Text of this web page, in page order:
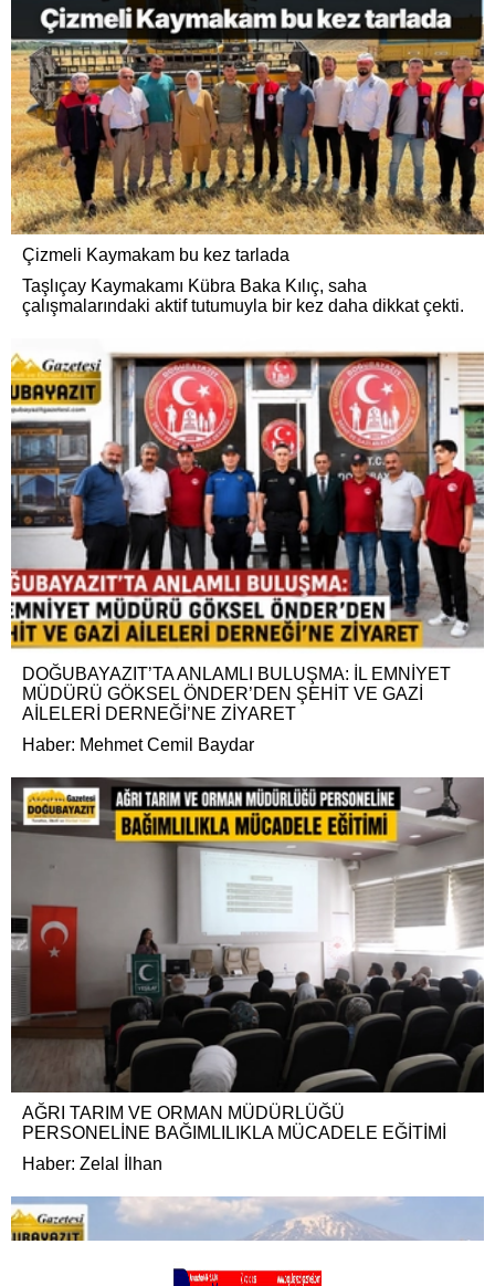
Çizmeli Kaymakam bu kez tarlada
Taşlıçay Kaymakamı Kübra Baka Kılıç, saha
çalışmalarındaki aktif tutumuyla bir kez daha dikkat çekti.
DOĞUBAYAZIT’TA ANLAMLI BULUŞMA: İL EMNİYET
MÜDÜRÜ GÖKSEL ÖNDER’DEN ŞEHİT VE GAZİ
AİLELERİ DERNEĞİ’NE ZİYARET
Haber: Mehmet Cemil Baydar
AĞRI TARIM VE ORMAN MÜDÜRLÜĞÜ
PERSONELİNE BAĞIMLILIKLA MÜCADELE EĞİTİMİ
Haber: Zelal İlhan